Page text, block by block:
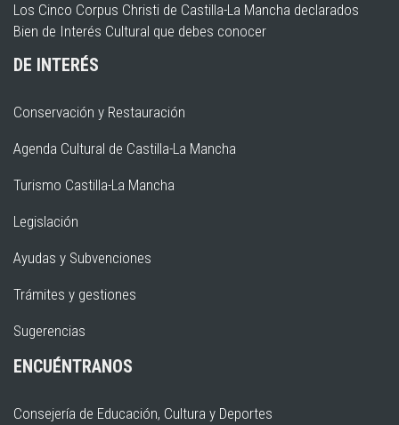
Los Cinco Corpus Christi de Castilla-La Mancha declarados
Bien de Interés Cultural que debes conocer
DE INTERÉS
Conservación y Restauración
Agenda Cultural de Castilla-La Mancha
Turismo Castilla-La Mancha
Legislación
Ayudas y Subvenciones
Trámites y gestiones
Sugerencias
ENCUÉNTRANOS
Consejería de Educación, Cultura y Deportes